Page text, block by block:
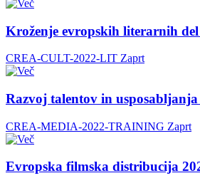
Kroženje evropskih literarnih del
CREA-CULT-2022-LIT Zaprt
Razvoj talentov in usposabljanja
CREA-MEDIA-2022-TRAINING Zaprt
Evropska filmska distribucija